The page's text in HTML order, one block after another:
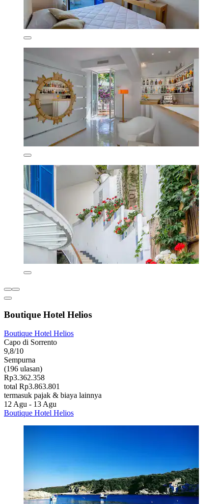
Boutique Hotel Helios
Boutique Hotel Helios
Capo di Sorrento
9,8/10
Sempurna
(196 ulasan)
Rp3.362.358
total Rp3.863.801
termasuk pajak & biaya lainnya
12 Agu - 13 Agu
Boutique Hotel Helios